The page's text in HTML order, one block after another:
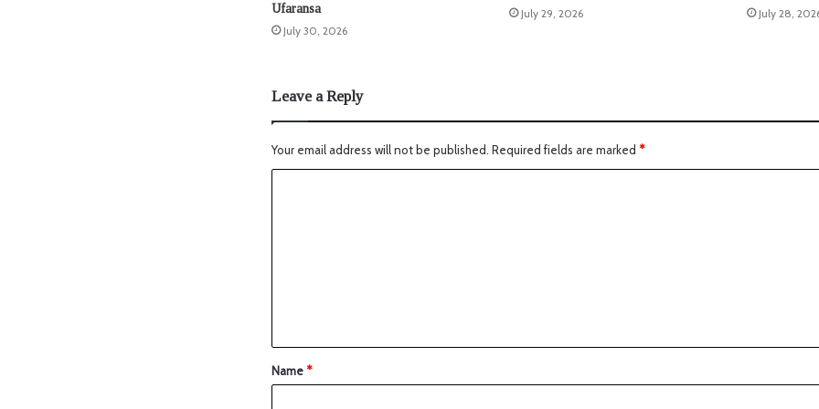
Ufaransa
July 30, 2026
July 29, 2026 July 28,
Leave a Reply
Your email address will not be published. Required fields are marked *
Name*